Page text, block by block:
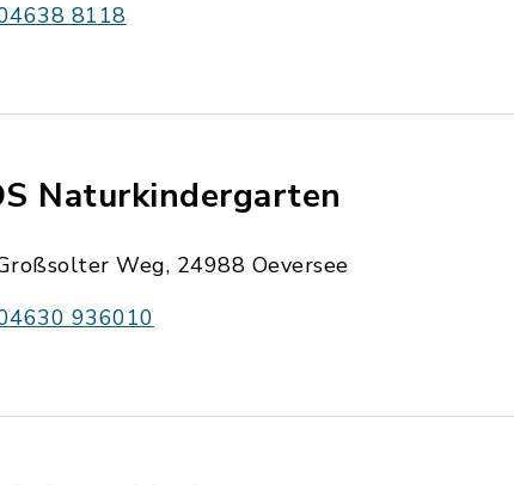
8118
Naturkindergarten
Weg, 24988 Oeversee
936010